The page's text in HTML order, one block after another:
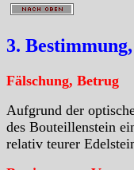
3.
Fälschung, Betrug
Aufgrund der
des Bouteillenstein
relativ teurer